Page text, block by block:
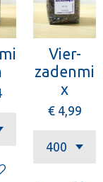
Vier-
zadenmi
x
€ 4,99